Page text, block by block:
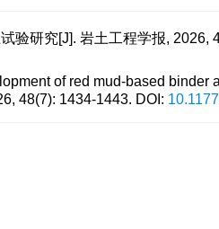
验研究[J]. 岩土工程学报, 2026,
of red mud-based
48(7): 1434-1443. DOI: